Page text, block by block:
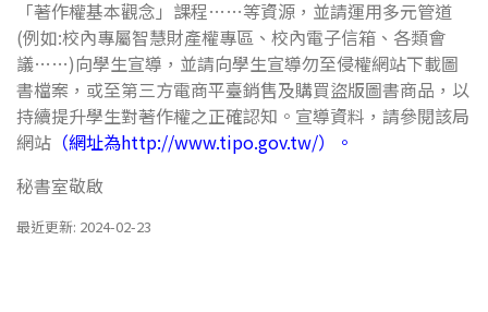
「著作權基本觀念」課程……等資源，並請運用多元管道
(例如:校內專屬智慧財產權專區、校內電子信箱、各類會
議……)向學生宣導，並請向學生宣導勿至侵權網站下載圖
書檔案，或至第三方電商平臺銷售及購買盜版圖書商品，以
持續提升學生對著作權之正確認知。宣導資料，請參閱該局
網站 （網址為http://www.tipo.gov.tw/）。
秘書室敬啟
最近更新: 2024-02-23